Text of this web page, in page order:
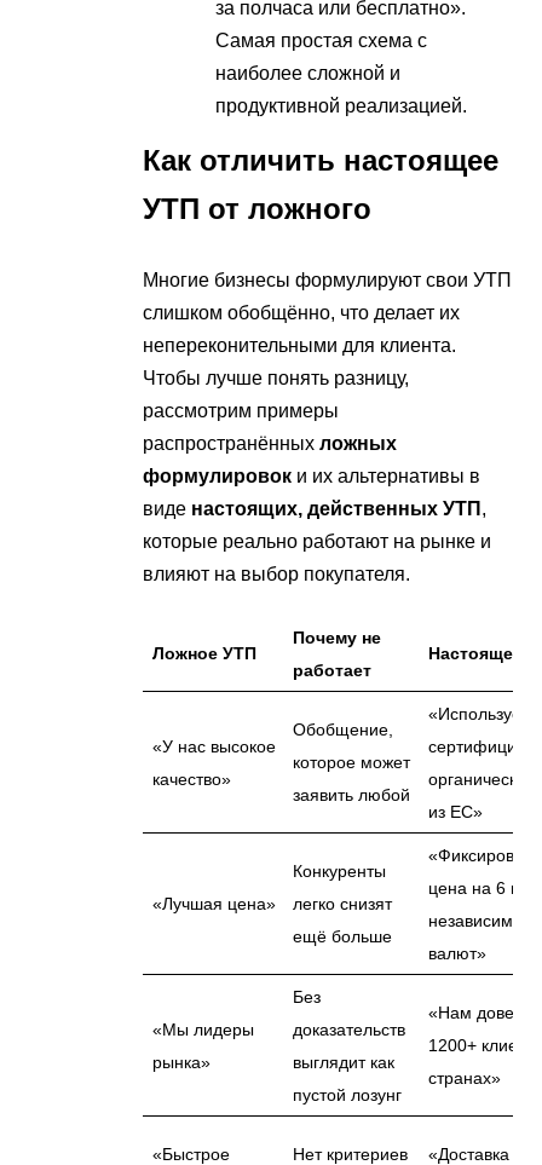
за полчаса или бесплатно».
Самая простая схема с
наиболее сложной и
продуктивной реализацией.
Как отличить настоящее
УТП от ложного
Многие бизнесы формулируют свои УТП
слишком обобщённо, что делает их
непереконительными для клиента.
Чтобы лучше понять разницу,
рассмотрим примеры
распространённыхложных
формулировок и их альтернативы в
виде настоящих, действенных УТП ,
которые реально работают на рынке и
влияют на выбор покупателя.
Ложное УТП
Почему не
работает
Настоящее
«У нас высокое
качество»
Обобщение,
которое может
заявить любой
«Используем
из ЕС»
«Лучшая цена»
Конкуренты
легко снизят
ещё больше
цена на 6
независимо
валют»
«Мы лидеры
рынка»
Без
доказательств
выглядит как
пустой лозунг
«Нам
1200+
странах»
«Быстрое
Нет критериев
«Доставка в